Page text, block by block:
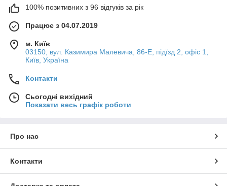
100% позитивних з 96 відгуків за рік
Працює з 04.07.2019
м. Київ
03150, вул. Казимира Малевича, 86-Е, підїзд 2, офіс 1,
Київ, Україна
Контакти
Сьогодні вихідний
Показати весь графік роботи
Про нас
Контакти